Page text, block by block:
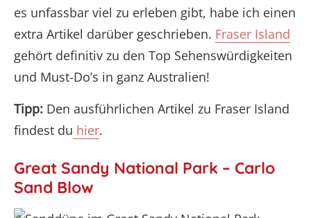
es unfassbar viel zu erleben gibt, habe ich einen
extra Artikel darüber geschrieben. Fraser Island
gehört definitiv zu den Top Sehenswürdigkeiten
und Must-Do’s in ganz Australien!
Tipp: Den ausführlichen Artikel zu Fraser Island
findest du hier.
Great Sandy National Park – Carlo
Sand Blow